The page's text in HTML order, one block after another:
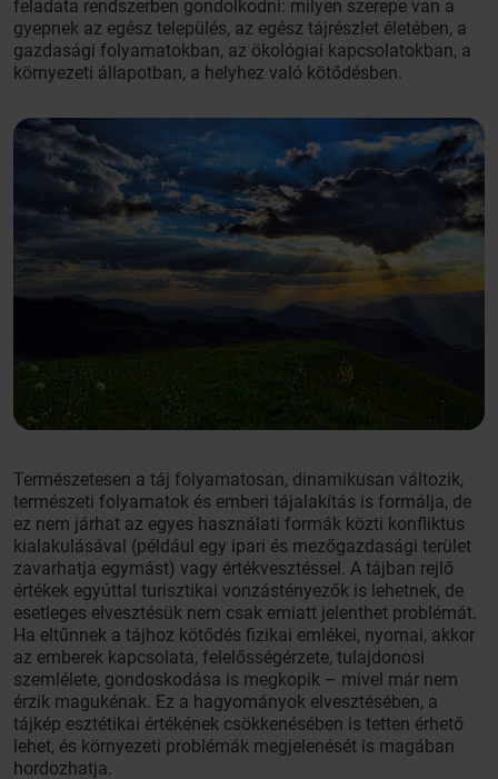
feladata rendszerben gondolkodni: milyen szerepe van a
gyepnek az egész település, az egész tájrészlet életében, a
gazdasági folyamatokban, az ökológiai kapcsolatokban, a
környezeti állapotban, a helyhez való kötődésben.
Természetesen a táj folyamatosan, dinamikusan változik,
természeti folyamatok és emberi tájalakítás is formálja, de
ez nem járhat az egyes használati formák közti konfliktus
kialakulásával (például egy ipari és mezőgazdasági terület
zavarhatja egymást) vagy értékvesztéssel. A tájban rejlő
értékek egyúttal turisztikai vonzástényezők is lehetnek, de
esetleges elvesztésük nem csak emiatt jelenthet problémát.
Ha eltűnnek a tájhoz kötődés fizikai emlékei, nyomai, akkor
az emberek kapcsolata, felelősségérzete, tulajdonosi
szemlélete, gondoskodása is megkopik – mivel már nem
érzik magukénak. Ez a hagyományok elvesztésében, a
tájkép esztétikai értékének csökkenésében is tetten érhető
lehet, és környezeti problémák megjelenését is magában
hordozhatja.